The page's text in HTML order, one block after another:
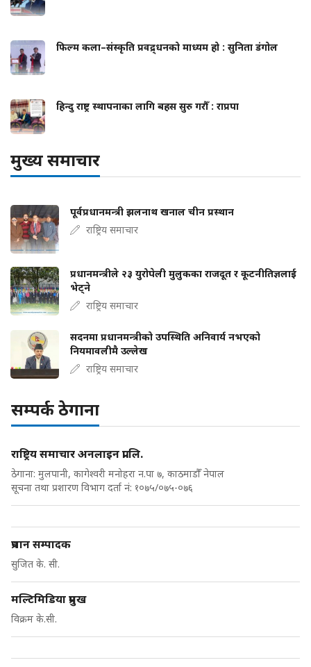
फिल्म कला–संस्कृति प्रवद्र्धनको माध्यम हो : सुनिता डंगोल
हिन्दु राष्ट्र स्थापनाका लागि बहस सुरु गरौँ : राप्रपा
मुख्य समाचार
पूर्वप्रधानमन्त्री झलनाथ खनाल चीन प्रस्थान
राष्ट्रिय समाचार
प्रधानमन्त्रीले २३ युरोपेली मुलुकका राजदूत र कूटनीतिज्ञलाई
भेट्ने
राष्ट्रिय समाचार
सदनमा प्रधानमन्त्रीको उपस्थिति अनिवार्य नभएको
नियमावलीमै उल्लेख
राष्ट्रिय समाचार
सम्पर्क ठेगाना
राष्ट्रिय समाचार अनलाइन प्रा.लि.
ठेगाना: मुलपानी, कागेश्वरी मनोहरा न.पा ७, काठमाडौँ नेपाल
सूचना तथा प्रशारण विभाग दर्ता नं: १०७५/०७५-०७६
प्रधान सम्पादक
सुजित के. सी.
मल्टिमिडिया प्रमुख
विक्रम के.सी.